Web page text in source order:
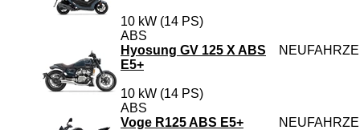
10 kW (14 PS)
ABS
Hyosung GV 125 X ABS
E5+
10 kW (14 PS)
ABS
Voge R125 ABS E5+